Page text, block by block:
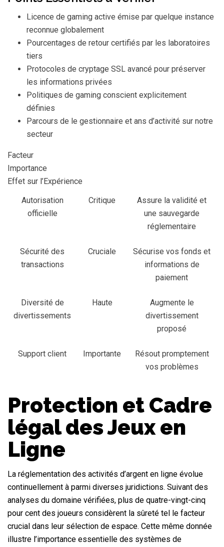
Licence de gaming active émise par quelque instance
reconnue globalement
Pourcentages de retour certifiés par les laboratoires
tiers
Protocoles de cryptage SSL avancé pour préserver
les informations privées
Politiques de gaming conscient explicitement
définies
Parcours de le gestionnaire et ans d’activité sur notre
secteur
Facteur
Importance
Effet sur l’Expérience
Autorisation
officielle
Critique
Assure la validité et
une sauvegarde
réglementaire
Sécurité des
transactions
Cruciale
Sécurise vos fonds et
informations de
paiement
Diversité de
divertissements
Haute
Augmente le
divertissement
proposé
Support client Importante
Résout promptement
vos problèmes
Protection et Cadre
légal des Jeux en
Ligne
La réglementation des activités d’argent en ligne évolue
continuellement à parmi diverses juridictions. Suivant des
analyses du domaine vérifiées, plus de quatre-vingt-cinq
pour cent des joueurs considèrent la sûreté tel le facteur
crucial dans leur sélection de espace. Cette même donnée
illustre l’importance essentielle des systèmes de